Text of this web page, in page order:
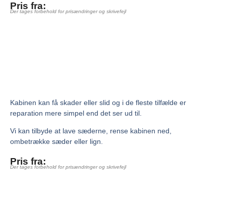
Pris fra:
Der tages forbehold for prisændringer og skrivefejl
Kabinen kan få skader eller slid og i de fleste tilfælde er
reparation mere simpel end det ser ud til.
Vi kan tilbyde at lave sæderne, rense kabinen ned,
ombetrække sæder eller lign.
Pris fra:
Der tages forbehold for prisændringer og skrivefejl